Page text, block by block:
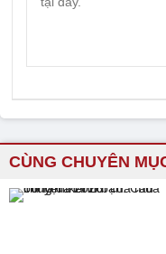
CÙNG CHUYÊN